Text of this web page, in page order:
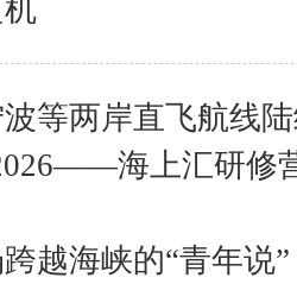
等两岸直飞航线
海上汇研修
越海峡的“青年说”